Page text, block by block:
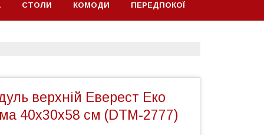
СТОЛИ КОМОДИ ПЕРЕДПОКОЇ
верхній Еверест Еко
40х30х58 см (DTM-2777)